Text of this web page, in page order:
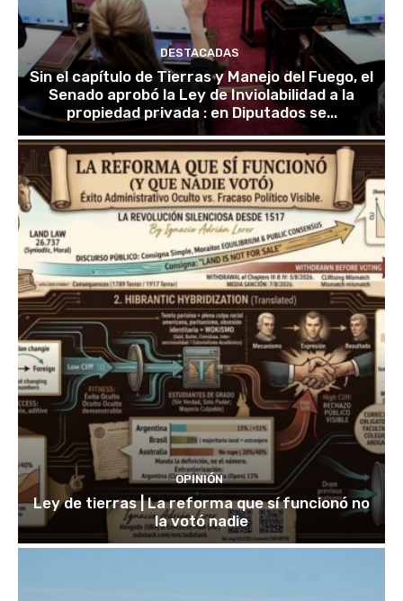
DESTACADAS
Sin el capítulo de Tierras y Manejo del Fuego, el
Senado aprobó la Ley de Inviolabilidad a la
propiedad privada : en Diputados se...
OPINIÓN
Ley de tierras | La reforma que sí funcionó no
la votó nadie